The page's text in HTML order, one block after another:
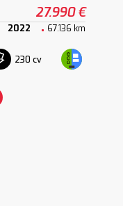
27.990 €
2022 67.136 km
230 cv